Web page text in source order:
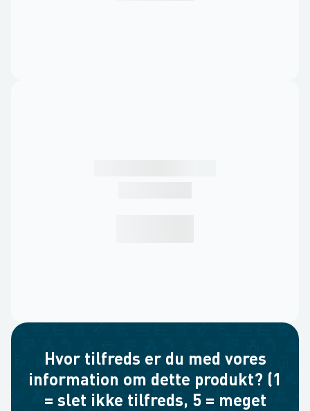
Hvor tilfreds er du med vores
information om dette produkt? (1
= slet ikke tilfreds, 5 = meget